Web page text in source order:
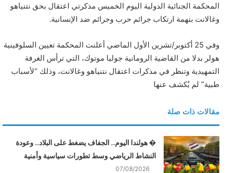
المحكمة الجنائية الدولية اليوم الخميس مذكرتي اعتقال بحق نتنياهو
وغالانت بتهمة ارتكاب جرائم حرب وجرائم ضد الإنسانية.
وفي 25 أكتوبر/تشرين الأول الماضي أعلنت المحكمة تعيين السلوفينية
هولر بدلا من القاضية الرومانية جوليا موتوك، التي ترأس الغرفة
التمهيدية وتنظر في مذكرات اعتقال نتنياهو وغالانت، وذلك “لأسباب
طبية” لم يُكشف عنها
مقالات ذات صلة
� هولندا اليوم.. الجفاف يضغط على البلاد.. وعودة
النشاط الرياضي وسط تطورات سياسية وأمنية
07/08/2026